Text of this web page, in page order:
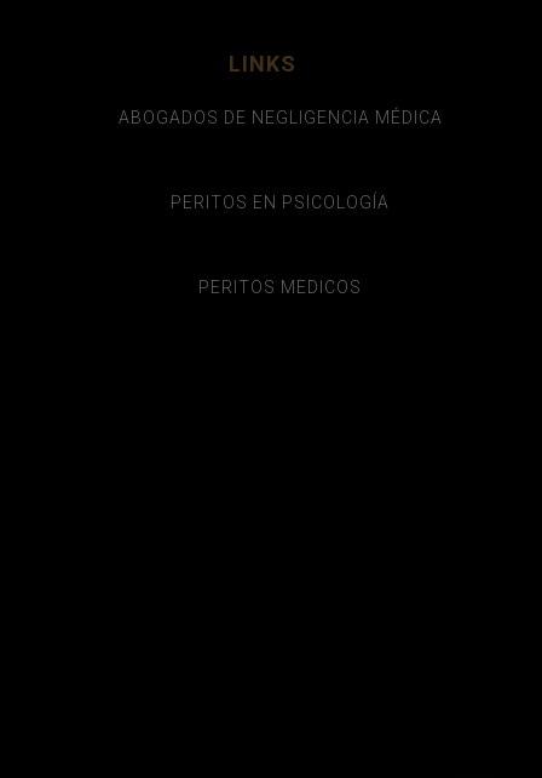
LINKS
ABOGADOS DE NEGLIGENCIA MÉDICA
PERITOS EN PSICOLOGÍA
PERITOS MEDICOS